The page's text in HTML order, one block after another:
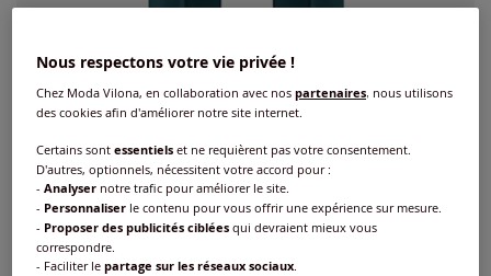
Pantalon de loisirs 30% laine vierge
Réf : 121.687.006
Nous respectons votre vie privée !
Chez Moda Vilona, en collaboration avec nospartenaires, nous utilisons
des cookies afin d'améliorer notre site internet.
Certains sontessentiels et ne requièrent pas votre consentement.
D'autres, optionnels, nécessitent votre accord pour :
-Analyser notre trafic pour améliorer le site.
- Personnaliser le contenu pour vous offrir une expérience sur mesure.
- Proposer des publicités ciblées qui devraient mieux vous
correspondre.
- Faciliter lepartage sur les réseaux sociaux